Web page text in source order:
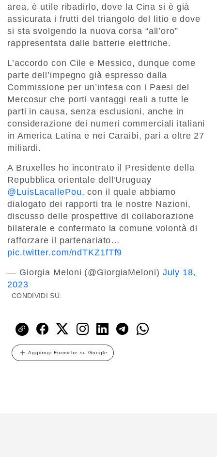
area, è utile ribadirlo, dove la Cina si è già
assicurata i frutti del triangolo del litio e dove
si sta svolgendo la nuova corsa “all’oro”
rappresentata dalle batterie elettriche.
L’accordo con Cile e Messico, dunque come
parte dell’impegno già espresso dalla
Commissione per un’intesa con i Paesi del
Mercosur che porti vantaggi reali a tutte le
parti in causa, senza esclusioni, anche in
considerazione dei numeri commerciali italiani
in America Latina e nei Caraibi, pari a oltre 27
miliardi.
A Bruxelles ho incontrato il Presidente della
Repubblica orientale dell'Uruguay
@LuisLacallePou, con il quale abbiamo
dialogato dei rapporti tra le nostre Nazioni,
discusso delle prospettive di collaborazione
bilaterale e confermato la comune volontà di
rafforzare il partenariato…
pic.twitter.com/ndTKZ1fTf9
— Giorgia Meloni (@GiorgiaMeloni) July 18,
2023
CONDIVIDI SU:
Aggiungi Formiche su Google